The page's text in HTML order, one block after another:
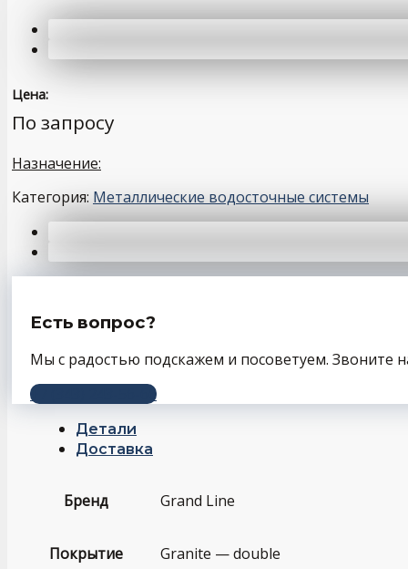
Цена:
По запросу
Назначение:
Категория: Металлические водосточные системы
Есть вопрос?
Мы с радостью подскажем и посоветуем. Звоните
+7 (343) 243-56-66
Детали
Доставка
Бренд Grand Line
Покрытие Granite — double